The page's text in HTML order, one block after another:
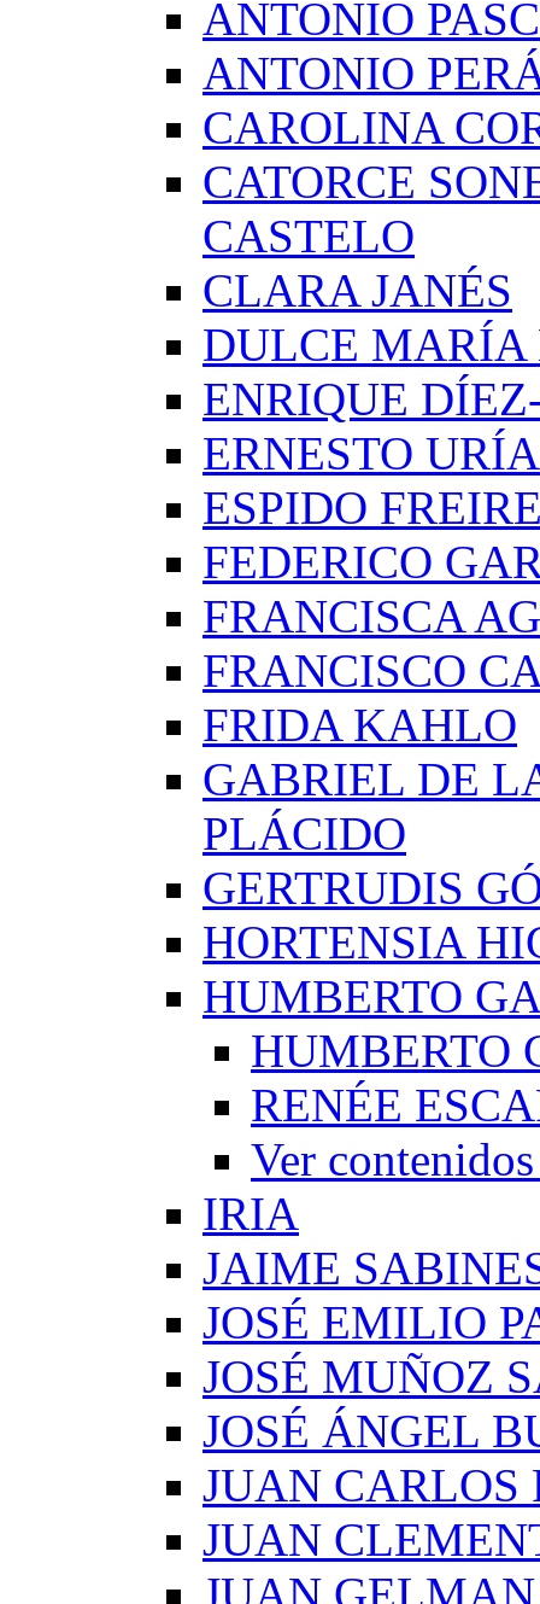
ANTONIO
ANTONIO
CAROLINA
CATORCE
CASTELO
CLARA JANÉS
DULCE
ENRIQUE
ERNESTO URÍA
ESPIDO
FEDERICO
FRANCISCA
FRANCISCO
FRIDA KAHLO
GABRIEL DE
PLÁCIDO
GERTRUDIS
HORTENSIA
HUMBERTO
HUMBERTO
RENÉE
Ver
IRIA
JAIME
JOSÉ EMILIO
JOSÉ MUÑOZ
JOSÉ ÁNGEL
JUAN CARLOS
JUAN
JUAN GELMAN